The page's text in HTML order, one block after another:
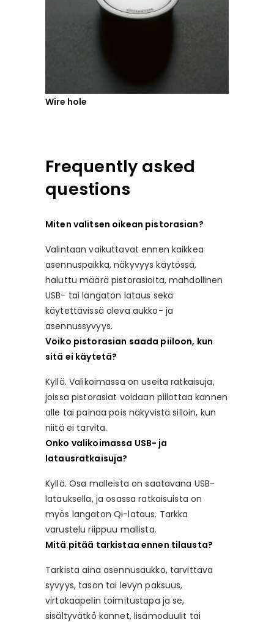
Wire hole
Frequently asked
questions
Miten valitsen oikean pistorasian?
Valintaan vaikuttavat ennen kaikkea
asennuspaikka, näkyvyys käytössä,
haluttu määrä pistorasioita, mahdollinen
USB- tai langaton lataus sekä
käytettävissä oleva aukko- ja
asennussyvyys.
Voiko pistorasian saada piiloon, kun
sitä ei käytetä?
Kyllä. Valikoimassa on useita ratkaisuja,
joissa pistorasiat voidaan piilottaa kannen
alle tai painaa pois näkyvistä silloin, kun
niitä ei tarvita.
Onko valikoimassa USB- ja
latausratkaisuja?
Kyllä. Osa malleista on saatavana USB-
latauksella, ja osassa ratkaisuista on
myös langaton Qi-lataus. Tarkka
varustelu riippuu mallista.
Mitä pitää tarkistaa ennen tilausta?
Tarkista aina asennusaukko, tarvittava
syvyys, tason tai levyn paksuus,
virtakaapelin toimitustapa ja se,
sisältyvätkö kannet, lisämoduulit tai